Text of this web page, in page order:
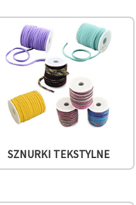
SZNURKI TEKSTYLNE